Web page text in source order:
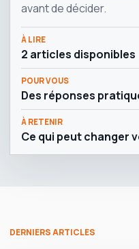
avant de décider.
À LIRE
2 articles disponibles
POUR VOUS
Des réponses
À RETENIR
Ce qui peut changer
DERNIERS ARTICLES